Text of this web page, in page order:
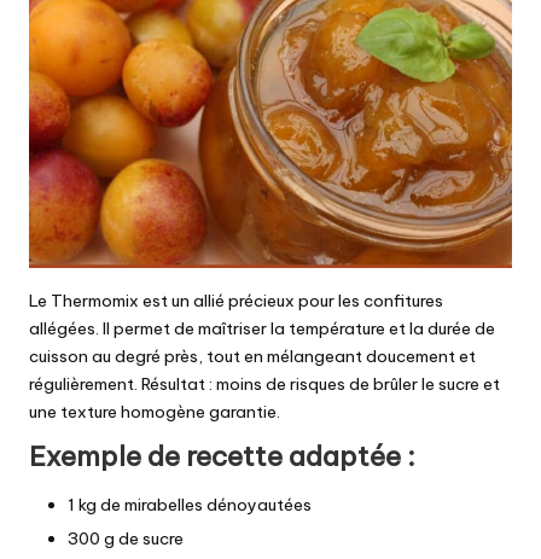
Le Thermomix est un allié précieux pour les confitures
allégées. Il permet de maîtriser la température et la durée de
cuisson au degré près, tout en mélangeant doucement et
régulièrement. Résultat : moins de risques de brûler le sucre et
une texture homogène garantie.
Exemple de recette adaptée :
1 kg de mirabelles dénoyautées
300 g de sucre